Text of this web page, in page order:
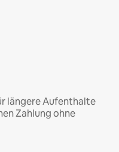
längere Aufenthalte
Zahlung ohne